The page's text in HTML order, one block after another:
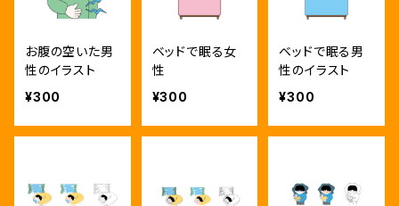
お腹の空いた男
性のイラスト
¥300
ベッドで眠る女
性
¥300
ベッドで眠る男
性のイラスト
¥300